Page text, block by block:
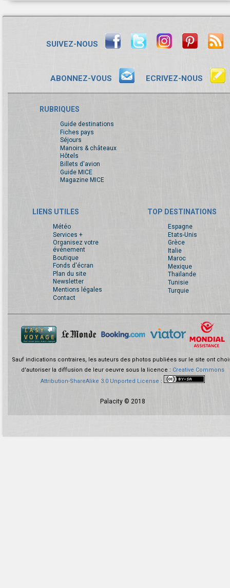
SUIVEZ-NOUS
ABONNEZ-VOUS ECRIVEZ-NOUS
RUBRIQUES
Guide destinations
Fiches pays
Séjours
Manoirs & châteaux
Hôtels
Billets d'avion
Guide MICE
Magazine MICE
LIENS UTILES
Météo
Services +
Organisez votre
événement
Boutique
Fonds d'écran
Plan du site
Newsletter
Mentions légales
Contact
TOP DESTINATIONS
Espagne
Etats-Unis
Grèce
Italie
Maroc
Mexique
Thaïlande
Tunisie
Turquie
Sauf indications contraires, les auteurs des photos publiées sur le site ont
d'autoriser la diffusion de leur oeuvre sous la licence : Creative Commons
Attribution-ShareAlike 3.0 Unported License :
Palacity © 2018